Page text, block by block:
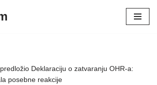
Deklaraciju o zatvaranju OHR-a:
posebne reakcije